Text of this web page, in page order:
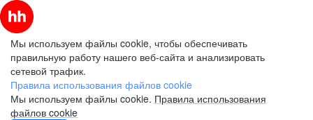
Мы используем файлы cookie, чтобы обеспечивать
правильную работу нашего веб-сайта и анализировать
сетевой трафик.
Правила использования файлов cookie
Мы используем файлы cookie. Правила использования
файлов cookie